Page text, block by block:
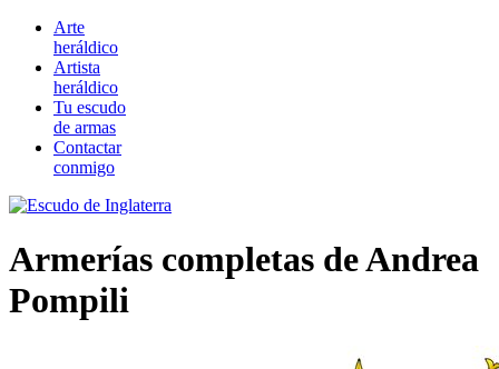
Arte
heráldico
Artista
heráldico
Tu escudo
de armas
Contactar
conmigo
Armerías completas de Andrea
Pompili